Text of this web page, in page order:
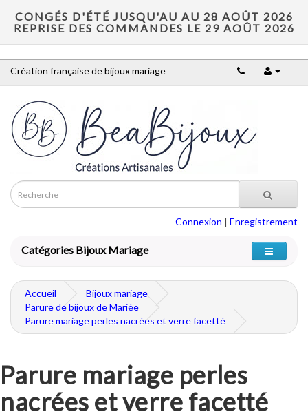
CONGÉS D'ÉTÉ JUSQU'AU AU 28 AOÛT 2026
REPRISE DES COMMANDES LE 29 AOÛT 2026
Création française de bijoux mariage
Connexion | Enregistrement
Catégories Bijoux Mariage
Accueil
Bijoux mariage
Parure de bijoux de Mariée
Parure mariage perles nacrées et verre facetté
Parure mariage perles
nacrées et verre facetté